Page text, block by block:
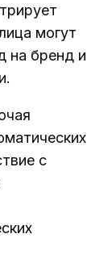
могут
на бренд и
с